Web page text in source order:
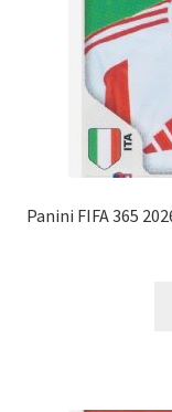
Panini FIFA 365